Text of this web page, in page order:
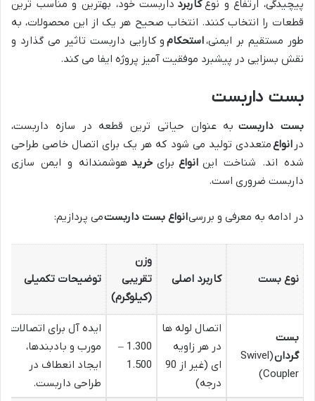
پیچیدگی، ارتفاع و نوعکاربرد داربست خود، بهترین و مناسب ترین
قطعات را انتخاب کنند. انتخاب صحیح هر یک از این محصولات، به
طور مستقیم بر ایمنی،استحکام و کارایی داربست تاثیر می گذارد و
نقش بسزایی در پیشبرد موفقیت آمیز پروژه ایفا می کند.
بست داربست
بست داربست به عنوان حیاتی ترین قطعه در سازه داربست،
در انواعمتعددی تولید می شود که هر یک برای اتصال خاصی طراحی
شده اند. شناخت این انواع برای خرید هوشمندانه و ایمن سازی
داربست ضروری است.
در ادامه به معرفی و بررسیانواع بست داربستمی پردازیم:
نوع بست کاربرد اصلی
وزن
تقریبی
(کیلوگرم)
توضیحات تکمیلی
بست
گردان (Swivel
Coupler)
اتصال لوله ها
در هر زاویه
ای (غیر از 90
درجه)
1.300 –
1.500
ایده آل برای اتصالات
مورب و بادبندها،
ایجاد انعطاف در
طراحی داربست.